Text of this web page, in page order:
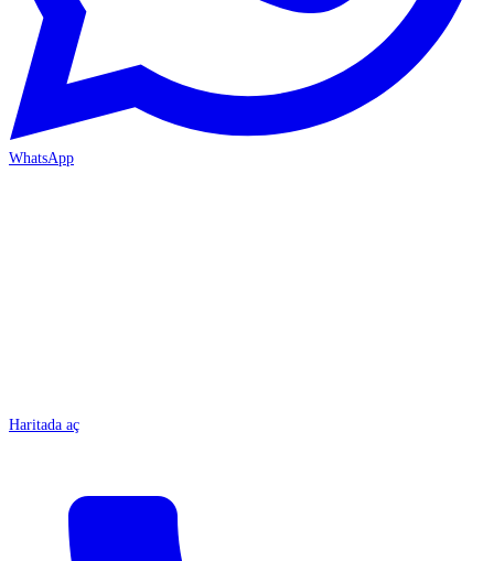
WhatsApp
Haritada aç